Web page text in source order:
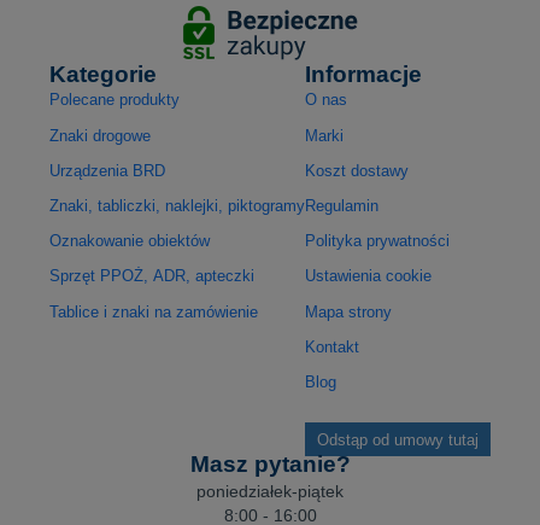
Kategorie
Polecane produkty
Znaki drogowe
Urządzenia BRD
Znaki, tabliczki, naklejki, piktogramy
Oznakowanie obiektów
Sprzęt PPOŻ, ADR, apteczki
Tablice i znaki na zamówienie
Informacje
O nas
Marki
Koszt dostawy
Regulamin
Polityka prywatności
Ustawienia cookie
Mapa strony
Kontakt
Blog
Odstąp od umowy tutaj
Masz pytanie?
poniedziałek-piątek
8:00 - 16:00